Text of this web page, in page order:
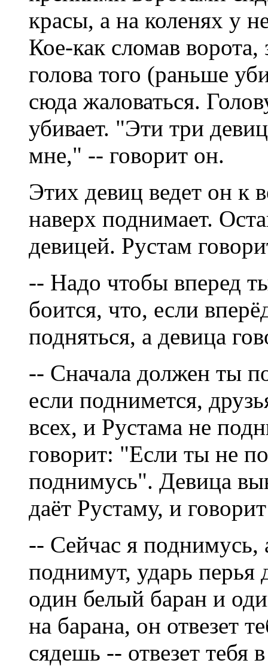
красы, а на коленях у
Кое-как сломав ворота,
голова того (раньше
сюда жаловаться.
убивает. "Эти три
мне," -- говорит он.
Этих девиц ведет он к
наверх поднимает.
девицей. Рустам
-- Надо чтобы вперед
боится, что, если
подняться, а девица
-- Сначала должен ты
если поднимется,
всех, и Рустама не
говорит: "Если ты не
поднимусь". Девица
даёт Рустаму, и
-- Сейчас я поднимусь,
поднимут, ударь перья
один белый баран и
на барана, он отвезет
сядешь -- отвезет